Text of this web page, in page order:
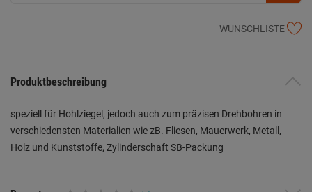
WUNSCHLISTE
Produktbeschreibung
speziell für Hohlziegel, jedoch auch zum präzisen Drehbohren in
verschiedensten Materialien wie zB. Fliesen, Mauerwerk, Metall,
Holz und Kunststoffe, Zylinderschaft SB-Packung